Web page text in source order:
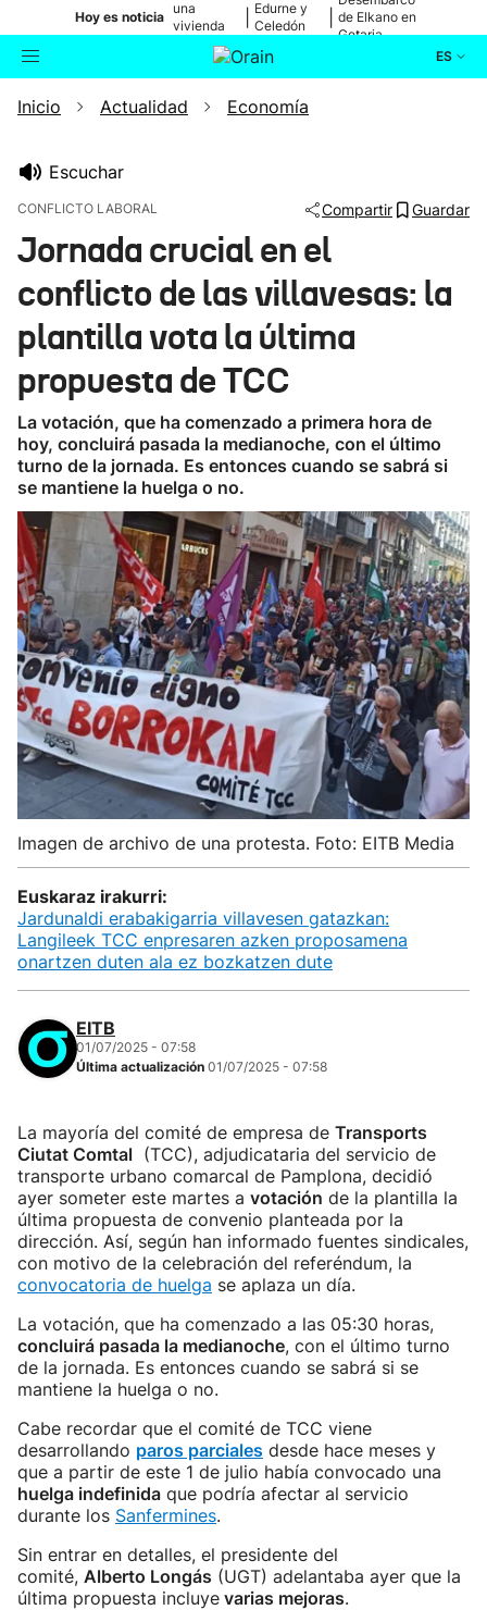
Hoy es noticia
una
vivienda
de Bilbao
Edurne y
Celedón
de Elkano en
Getaria
ES
Buscador Actualidad
Ikusmiran
Eguraldia
Inicio Actualidad Economía
Escuchar
CONFLICTO LABORAL Compartir Guardar
Jornada crucial en el
conflicto de las villavesas: la
plantilla vota la última
propuesta de TCC
La votación, que ha comenzado a primera hora de
hoy, concluirá pasada la medianoche, con el último
turno de la jornada. Es entonces cuando se sabrá si
se mantiene la huelga o no.
Imagen de archivo de una protesta. Foto: EITB Media
Euskaraz irakurri:
Jardunaldi erabakigarria villavesen gatazkan:
Langileek TCC enpresaren azken proposamena
onartzen duten ala ez bozkatzen dute
EITB
01/07/2025 - 07:58
Última actualización 01/07/2025 - 07:58
La mayoría del comité de empresa de Transports
Ciutat Comtal (TCC), adjudicataria del servicio de
transporte urbano comarcal de Pamplona, decidió
ayer someter este martes a votación de la plantilla la
última propuesta de convenio planteada por la
dirección. Así, según han informado fuentes sindicales,
con motivo de la celebración del referéndum, la
convocatoria de huelga se aplaza un día.
La votación, que ha comenzado a las 05:30 horas,
concluirá pasada la medianoche, con el último turno
de la jornada. Es entonces cuando se sabrá si se
mantiene la huelga o no.
Cabe recordar que el comité de TCC viene
desarrollando paros parciales desde hace meses y
que a partir de este 1 de julio había convocado una
huelga indefinida que podría afectar al servicio
durante los Sanfermines.
Sin entrar en detalles, el presidente del
comité, Alberto Longás (UGT) adelantaba ayer que la
última propuesta incluye varias mejoras.